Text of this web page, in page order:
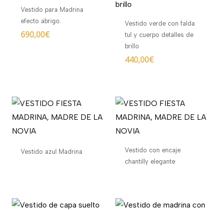
Vestido para Madrina
efecto abrigo.
690,00€
Vestido verde con falda
tul y cuerpo detalles de
brillo
440,00€
Vestido azul Madrina
Vestido con encaje
chantilly elegante
El
El